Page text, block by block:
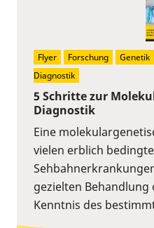
5 Schritte zur
Diagnostik
Eine
vielen erblich
gezielten Behandlung
Kenntnis des
Flyer Forschung Genetik
Diagnostik